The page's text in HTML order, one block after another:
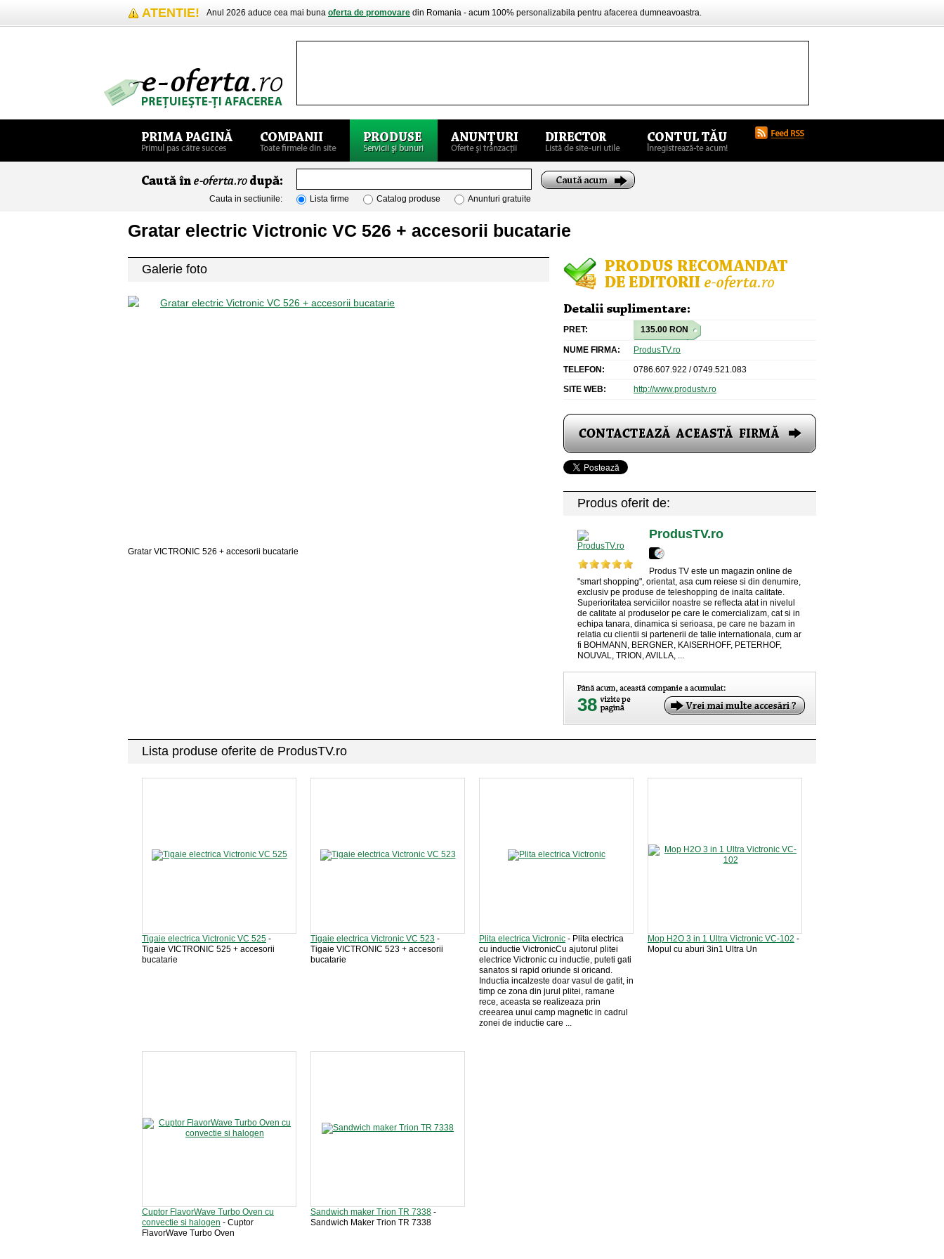
ATENTIE! Anul 2026 aduce cea mai buna oferta de promovare din Romania - acum 100% personalizabila pentru afacerea dumneavoastra.
Cauta in sectiunile: Lista firme Catalog produse Anunturi gratuite
Gratar electric Victronic VC 526 + accesorii bucatarie
Galerie foto
Gratar VICTRONIC 526 + accesorii bucatarie
PRET: 135.00 RON
NUME FIRMA:
ProdusTV.ro
TELEFON:
0786.607.922 / 0749.521.083
SITE WEB:
http://www.produstv.ro
Produs oferit de:
ProdusTV.ro
Produs TV este un magazin online de
"smart shopping", orientat, asa cum reiese si din denumire,
exclusiv pe produse de teleshopping de inalta calitate.
Superioritatea serviciilor noastre se reflecta atat in nivelul
de calitate al produselor pe care le comercializam, cat si in
echipa tanara, dinamica si serioasa, pe care ne bazam in
relatia cu clientii si partenerii de talie internationala, cum ar
fi BOHMANN, BERGNER, KAISERHOFF, PETERHOF,
NOUVAL, TRION, AVILLA, ...
38
Lista produse oferite de ProdusTV.ro
Tigaie electrica Victronic VC 525 -
Tigaie VICTRONIC 525 + accesorii
bucatarie
Tigaie electrica Victronic VC 523 -
Tigaie VICTRONIC 523 + accesorii
bucatarie
Plita electrica Victronic - Plita electrica
cu inductie VictronicCu ajutorul plitei
electrice Victronic cu inductie, puteti gati
sanatos si rapid oriunde si oricand.
Inductia incalzeste doar vasul de gatit, in
timp ce zona din jurul plitei, ramane
rece, aceasta se realizeaza prin
creearea unui camp magnetic in cadrul
zonei de inductie care ...
Mop H2O 3 in 1 Ultra Victronic VC-102 -
Mopul cu aburi 3in1 Ultra Un
Cuptor FlavorWave Turbo Oven cu
convectie si halogen - Cuptor
FlavorWave Turbo Oven
Sandwich maker Trion TR 7338 -
Sandwich Maker Trion TR 7338